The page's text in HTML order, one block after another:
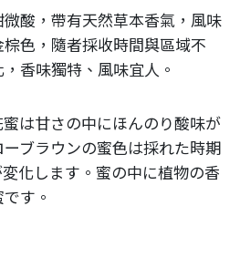
酸，帶有天然草本香氣，風味
色，隨者採收時間與區域不
香味獨特、風味宜人。
は甘さの中にほんのり酸味が
ブラウンの蜜色は採れた時期
化します。蜜の中に植物の香
す。